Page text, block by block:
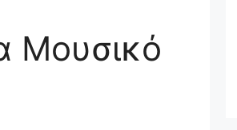
Μουσικό